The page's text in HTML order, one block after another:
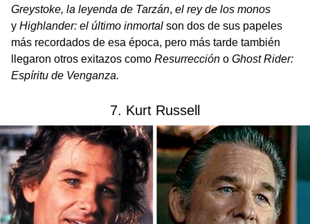
Greystoke, la leyenda de Tarzán, el rey de los monos
y Highlander: el último inmortal son dos de sus papeles
más recordados de esa época, pero más tarde también
llegaron otros exitazos como Resurrección o Ghost Rider:
Espíritu de Venganza.
7. Kurt Russell